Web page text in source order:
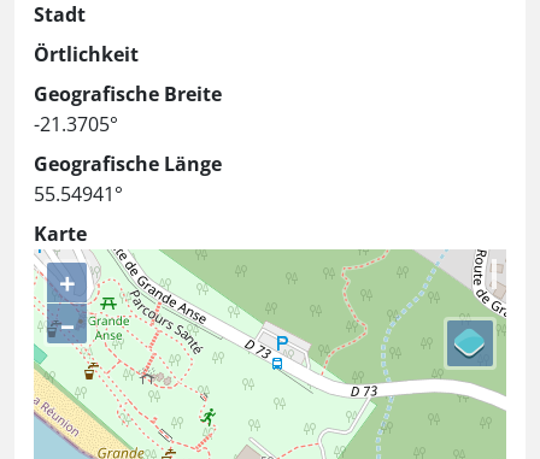
Stadt
Örtlichkeit
Geografische Breite
-21.3705°
Geografische Länge
55.54941°
Karte
+
–